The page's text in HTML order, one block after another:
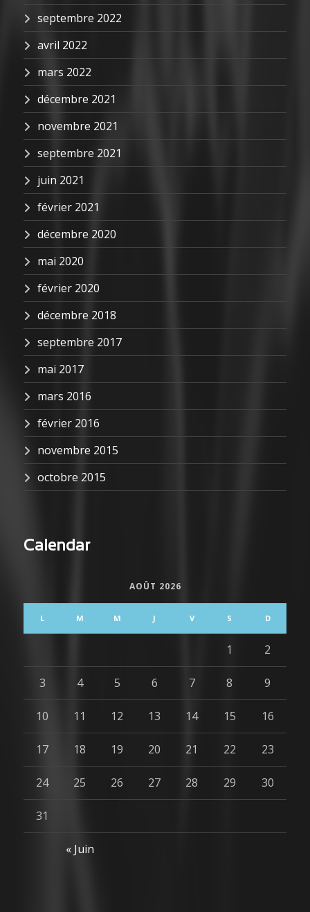
septembre 2022
avril 2022
mars 2022
décembre 2021
novembre 2021
septembre 2021
juin 2021
février 2021
décembre 2020
mai 2020
février 2020
décembre 2018
septembre 2017
mai 2017
mars 2016
février 2016
novembre 2015
octobre 2015
Calendar
AOÛT 2026
L M M J V S D
« Juin
1 2
3 4 5 6 7 8 9
10 11 12 13 14 15 16
17 18 19 20 21 22 23
24 25 26 27 28 29 30
31